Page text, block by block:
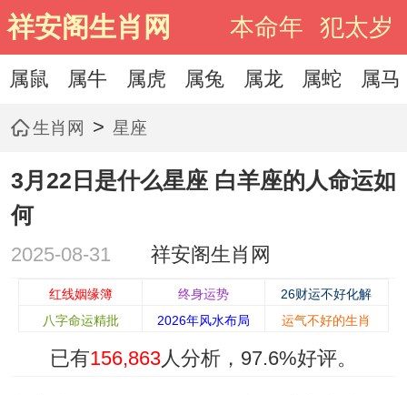
祥安阁生肖网 本命年 犯太岁
属鼠 属牛 属虎 属兔 属龙 属蛇 属马
生肖网 > 星座
3月22日是什么星座 白羊座的人命运如
何
2025-08-31 祥安阁生肖网
红线姻缘簿 终身运势
26财运不好化解
八字命运精批
2026年风水布局 运气不好的生肖
已有156,863人分析， 97.6%好评。